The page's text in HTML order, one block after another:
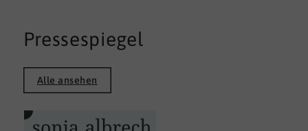
Pressespiegel
Alle ansehen